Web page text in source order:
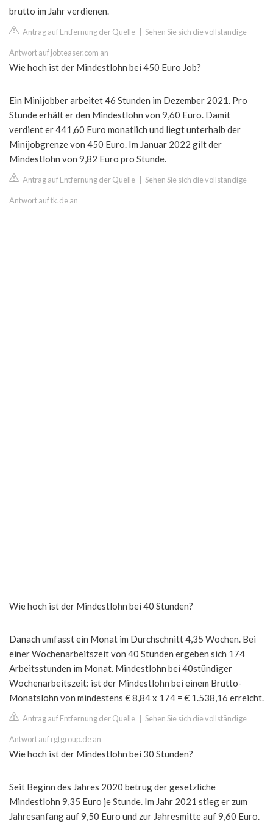
brutto im Jahr verdienen.
Antrag auf Entfernung der Quelle Sehen Sie sich die vollständige
Antwort auf jobteaser.com an
Wie hoch ist der Mindestlohn bei 450 Euro Job?
Ein Minijobber arbeitet 46 Stunden im Dezember 2021. Pro
Stunde erhält er den Mindestlohn von 9,60 Euro. Damit
verdient er 441,60 Euro monatlich und liegt unterhalb der
Minijobgrenze von 450 Euro. Im Januar 2022 gilt der
Mindestlohn von 9,82 Euro pro Stunde.
Antrag auf Entfernung der Quelle Sehen Sie sich die vollständige
Antwort auf tk.de an
Wie hoch ist der Mindestlohn bei 40 Stunden?
Danach umfasst ein Monat im Durchschnitt 4,35 Wochen. Bei
einer Wochenarbeitszeit von 40 Stunden ergeben sich 174
Arbeitsstunden im Monat. Mindestlohn bei 40stündiger
Wochenarbeitszeit: ist der Mindestlohn bei einem Brutto-
Monatslohn von mindestens € 8,84 x 174 = € 1.538,16 erreicht.
Antrag auf Entfernung der Quelle Sehen Sie sich die vollständige
Antwort auf rgtgroup.de an
Wie hoch ist der Mindestlohn bei 30 Stunden?
Seit Beginn des Jahres 2020 betrug der gesetzliche
Mindestlohn 9,35 Euro je Stunde. Im Jahr 2021 stieg er zum
Jahresanfang auf 9,50 Euro und zur Jahresmitte auf 9,60 Euro.